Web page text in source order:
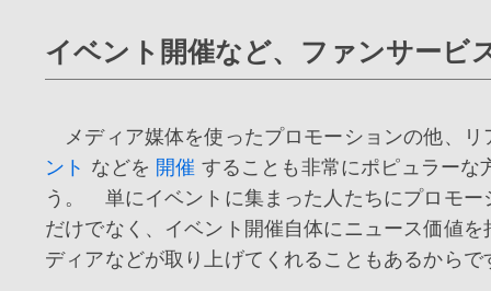
イベント開催など、ファンサービ
メディア媒体を使ったプロモーションの他、
ント などを 開催 することも非常にポピュラーな
う。 単にイベントに集まった人たちにプロモー
だけでなく、イベント開催自体にニュース価値を
ディアなどが取り上げてくれることもあるからで